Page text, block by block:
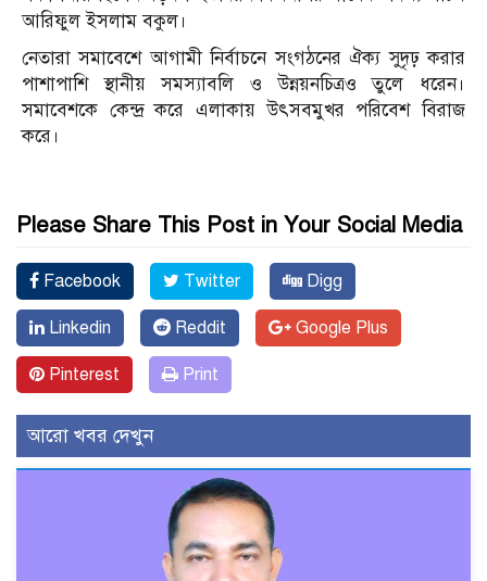
আরিফুল ইসলাম বকুল।
নেতারা সমাবেশে আগামী নির্বাচনে সংগঠনের ঐক্য সুদৃঢ় করার
পাশাপাশি স্থানীয় সমস্যাবলি ও উন্নয়নচিত্রও তুলে ধরেন।
সমাবেশকে কেন্দ্র করে এলাকায় উৎসবমুখর পরিবেশ বিরাজ
করে।
Please Share This Post in Your Social Media
Facebook Twitter Digg
Linkedin Reddit Google Plus
Pinterest Print
আরো খবর দেখুন